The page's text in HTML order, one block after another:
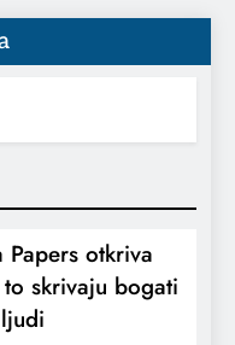
Papers otkriva
to skrivaju bogati